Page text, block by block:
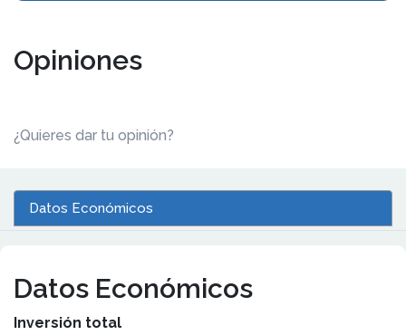
Opiniones
¿Quieres dar tu opinión?
Datos Económicos
Datos Económicos
Inversión total